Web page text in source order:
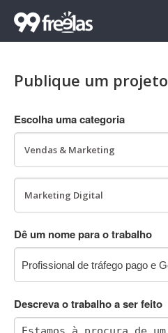
Publique um projeto
Escolha uma categoria
Dê um nome para o trabalho
Descreva o trabalho a ser feito